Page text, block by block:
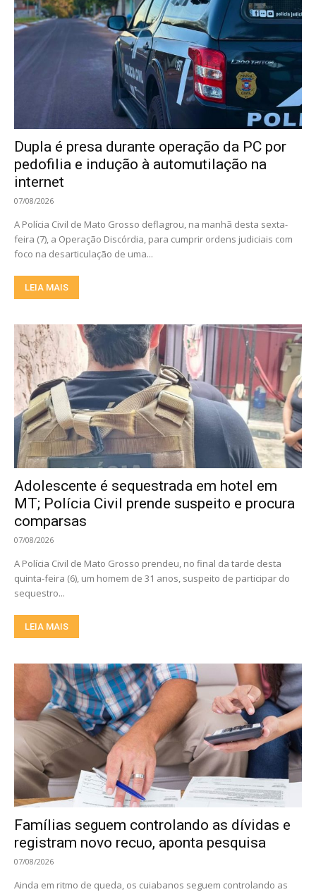
Dupla é presa durante operação da PC por
pedofilia e indução à automutilação na
internet
07/08/2026
A Polícia Civil de Mato Grosso deflagrou, na manhã desta sexta-
feira (7), a Operação Discórdia, para cumprir ordens judiciais com
foco na desarticulação de uma...
LEIA MAIS
Adolescente é sequestrada em hotel em
MT; Polícia Civil prende suspeito e procura
comparsas
07/08/2026
A Polícia Civil de Mato Grosso prendeu, no final da tarde desta
quinta-feira (6), um homem de 31 anos, suspeito de participar do
sequestro...
LEIA MAIS
Famílias seguem controlando as dívidas e
registram novo recuo, aponta pesquisa
07/08/2026
Ainda em ritmo de queda, os cuiabanos seguem controlando as